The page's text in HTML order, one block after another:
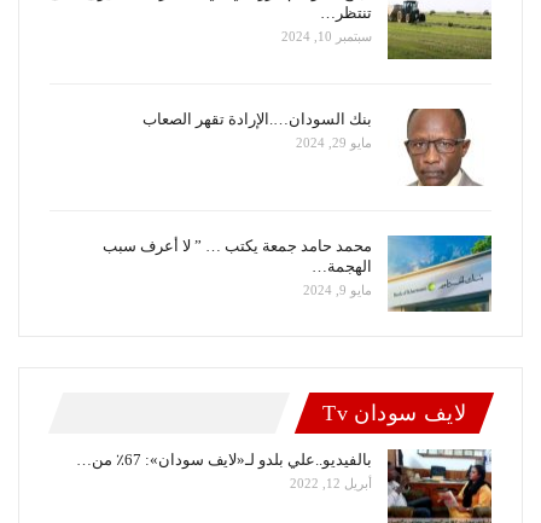
تنتظر…
سبتمبر 10, 2024
بنك السودان….الإرادة تقهر الصعاب
مايو 29, 2024
محمد حامد جمعة يكتب … ” لا أعرف سبب
الهجمة…
مايو 9, 2024
لايف سودان Tv
بالفيديو..علي بلدو لـ«لايف سودان»: 67٪ من…
أبريل 12, 2022